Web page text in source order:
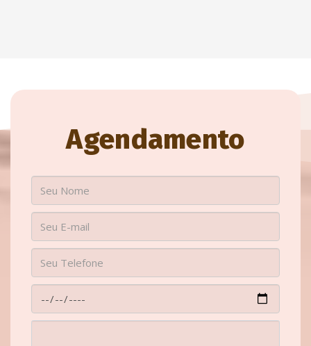
Agendamento